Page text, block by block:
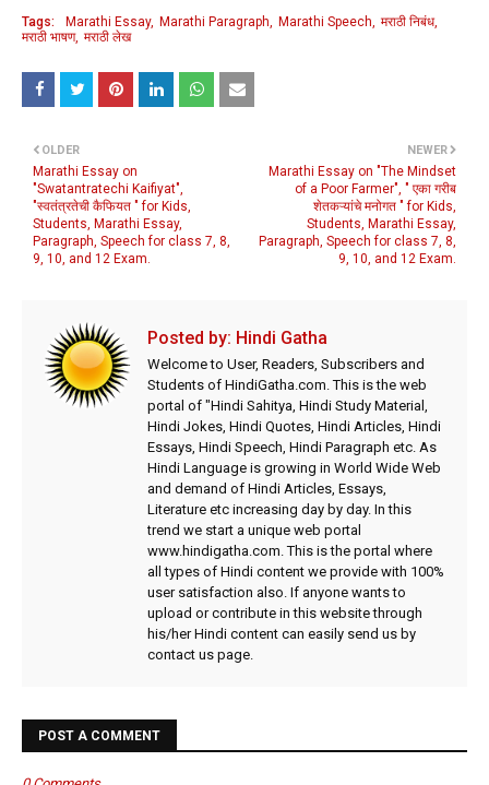
Tags: Marathi Essay Marathi Paragraph Marathi Speech
मराठी निबंध
मराठी भाषण मराठी लेख
NEWER
Marathi Essay on "The Mindset
of a Poor Farmer", " एका गरीब
शेतकऱ्यांचे मनोगत " for Kids,
Students, Marathi Essay,
Paragraph, Speech for class 7, 8,
9, 10, and 12 Exam.
OLDER
Marathi Essay on
"Swatantratechi Kaifiyat",
"स्वतंत्रतेची कैफियत " for Kids,
Students, Marathi Essay,
Paragraph, Speech for class 7, 8,
9, 10, and 12 Exam.
Posted by: Hindi Gatha
Welcome to User, Readers, Subscribers and
Students of HindiGatha.com. This is the web
portal of "Hindi Sahitya, Hindi Study Material,
Hindi Jokes, Hindi Quotes, Hindi Articles, Hindi
Essays, Hindi Speech, Hindi Paragraph etc. As
Hindi Language is growing in World Wide Web
and demand of Hindi Articles, Essays,
Literature etc increasing day by day. In this
trend we start a unique web portal
www.hindigatha.com. This is the portal where
all types of Hindi content we provide with 100%
user satisfaction also. If anyone wants to
upload or contribute in this website through
his/her Hindi content can easily send us by
contact us page.
POST A COMMENT